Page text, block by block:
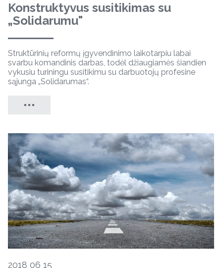
Konstruktyvus susitikimas su
„Solidarumu"
Struktūrinių reformų įgyvendinimo laikotarpiu labai
svarbu komandinis darbas, todėl džiaugiamės šiandien
vykusiu turiningu susitikimu su darbuotojų profesine
sąjunga „Solidarumas“.
2018 06 15